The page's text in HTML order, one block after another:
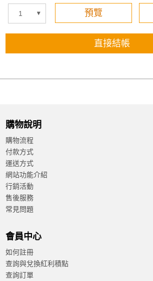
預覽
直接結帳
購物說明
購物流程
付款方式
運送方式
網站功能介紹
行銷活動
售後服務
常見問題
會員中心
如何註冊
查詢與兌換紅利積點
查詢訂單